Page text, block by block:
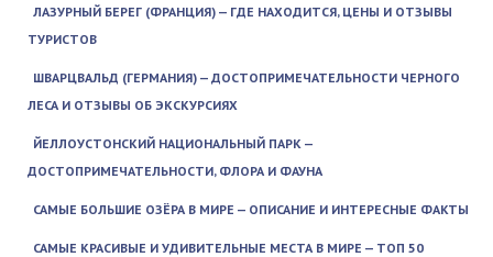
ЛАЗУРНЫЙ БЕРЕГ (ФРАНЦИЯ) — ГДЕ НАХОДИТСЯ, ЦЕНЫ И ОТЗЫВЫ
ТУРИСТОВ
ШВАРЦВАЛЬД (ГЕРМАНИЯ) — ДОСТОПРИМЕЧАТЕЛЬНОСТИ ЧЕРНОГО
ЛЕСА И ОТЗЫВЫ ОБ ЭКСКУРСИЯХ
ЙЕЛЛОУСТОНСКИЙ НАЦИОНАЛЬНЫЙ ПАРК —
ДОСТОПРИМЕЧАТЕЛЬНОСТИ, ФЛОРА И ФАУНА
САМЫЕ БОЛЬШИЕ ОЗЁРА В МИРЕ — ОПИСАНИЕ И ИНТЕРЕСНЫЕ ФАКТЫ
САМЫЕ КРАСИВЫЕ И УДИВИТЕЛЬНЫЕ МЕСТА В МИРЕ — ТОП 50